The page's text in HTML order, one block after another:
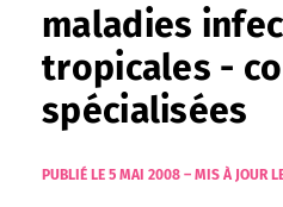
maladies
tropicales -
spécialisées
PUBLIÉ LE 5 MAI 2008 – MIS À JOUR